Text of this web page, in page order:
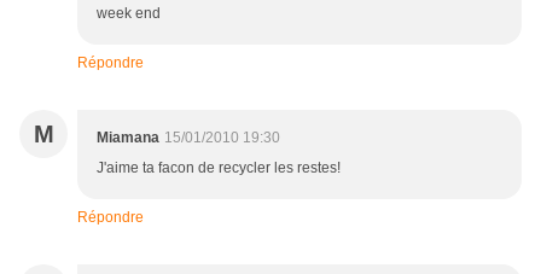
week end
Répondre
M Miamana 15/01/2010 19:30
J'aime ta facon de recycler les restes!
Répondre